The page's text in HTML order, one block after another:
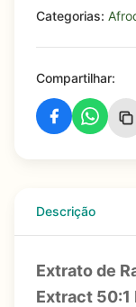
Categorias:
Compartilhar:
Descrição
Extrato de
Extract 50:1